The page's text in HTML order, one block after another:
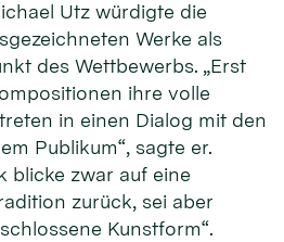
Utz würdigte die
Werke als
des Wettbewerbs. „Erst
ihre volle
in einen Dialog mit den
Publikum“, sagte er.
blicke zwar auf eine
zurück, sei aber
Kunstform“.